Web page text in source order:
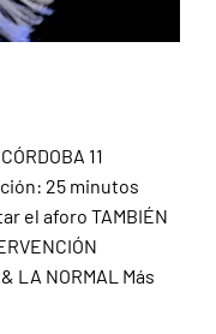
11
25 minutos
el aforo TAMBIÉN
LA NORMAL Más